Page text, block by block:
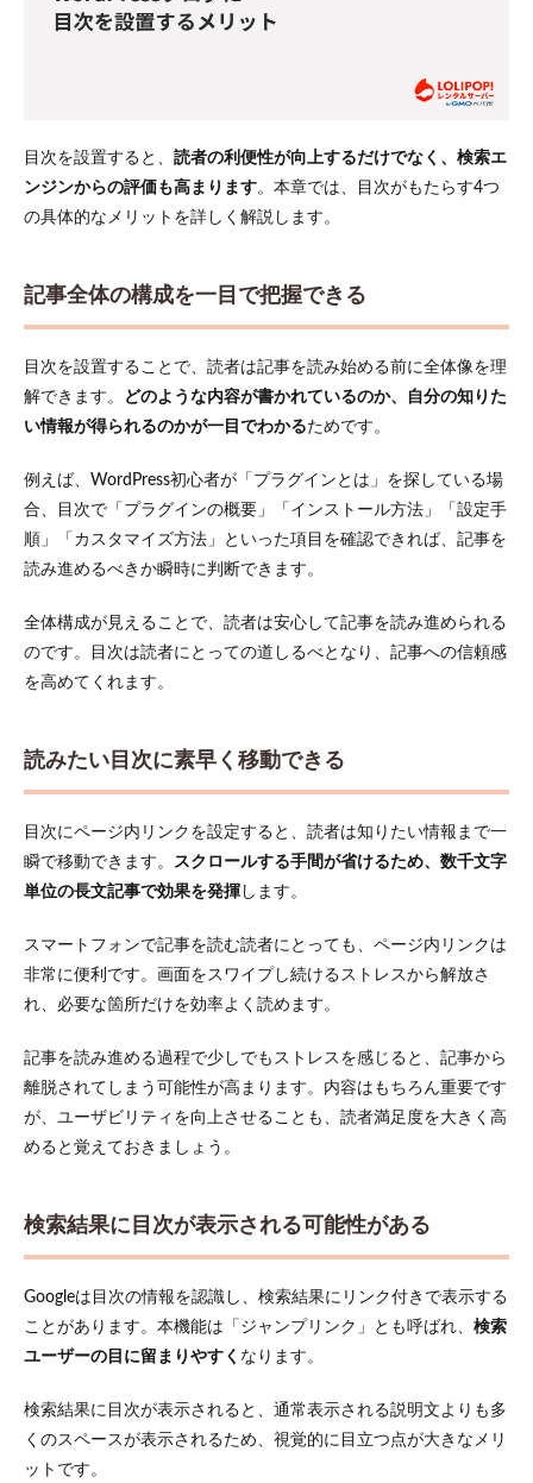
きる
早く
移動
る
検索
結果
に目
表示
され
能性
る
1.4
滞在
時間
が伸
SEO
効果
まる
WordPress
初心者に
おすすめ
成方法2つ
2.1
プラ
ンを
て自
動生
る
2.2
WordPress
標準機能
3
WordPress
作れるお
すすめプ
3.1
Table of
Contents
目次を設置すると、 読者の利便性が向上するだけでなく、検索エ
ンジンからの評価も高まります。本章では、目次がもたらす4つ
の具体的なメリットを詳しく解説します。
記事全体の構成を一目で把握できる
目次を設置することで、読者は記事を読み始める前に全体像を理
解できます。
どのような内容が書かれているのか、自分の知りた
い情報が得られるのかが一目でわかるためです。
例えば、WordPress初心者が「プラグインとは」を探している場
合、目次で「プラグインの概要」「インストール方法」「設定手
順」「カスタマイズ方法」といった項目を確認できれば、記事を
読み進めるべきか瞬時に判断できます。
全体構成が見えることで、読者は安心して記事を読み進められる
のです。目次は読者にとっての道しるべとなり、記事への信頼感
を高めてくれます。
読みたい目次に素早く移動できる
目次にページ内リンクを設定すると、読者は知りたい情報まで一
瞬で移動できます。 スクロールする手間が省けるため、数千文字
単位の長文記事で効果を発揮 します。
スマートフォンで記事を読む読者にとっても、ページ内リンクは
非常に便利です。画面をスワイプし続けるストレスから解放さ
れ、必要な箇所だけを効率よく読めます。
記事を読み進める過程で少しでもストレスを感じると、記事から
離脱されてしまう可能性が高まります。内容はもちろん重要です
が、ユーザビリティを向上させることも、読者満足度を大きく高
めると覚えておきましょう。
検索結果に目次が表示される可能性がある
Googleは目次の情報を認識し、検索結果にリンク付きで表示する
ことがあります。本機能は「ジャンプリンク」とも呼ばれ、 検索
ユーザーの目に留まりやすく なります。
検索結果に目次が表示されると、通常表示される説明文よりも多
くのスペースが表示されるため、視覚的に目立つ点が大きなメリ
ットです。